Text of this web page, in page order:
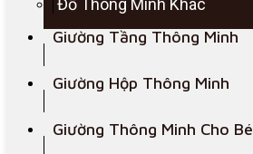
Đồ Thông Minh Khác
Giường Tầng Thông Minh
Giường Hộp Thông Minh
Giường Thông Minh Cho Bé